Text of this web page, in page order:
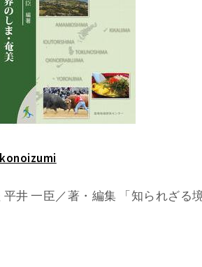
平井 一臣／著・編集 「知られざ